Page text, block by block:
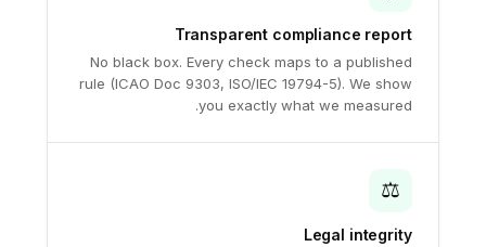
Transparent compliance report
No black box. Every check maps to a published
rule (ICAO Doc 9303, ISO/IEC 19794-5). We show
you exactly what we measured.
⚖️
Legal integrity